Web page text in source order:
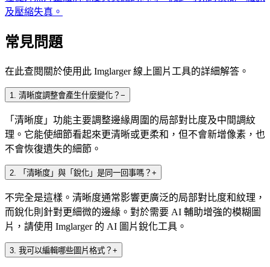
及壓縮失真。
常見問題
在此查閱關於使用此 Imglarger 線上圖片工具的詳細解答。
1 清晰度調整會產生什麼變化？ −
「清晰度」功能主要調整邊緣周圍的局部對比度及中間調紋
理。它能使細節看起來更清晰或更柔和，但不會新增像素，也
不會恢復遺失的細節。
2 「清晰度」與「銳化」是同一回事嗎？ +
不完全是這樣。清晰度通常影響更廣泛的局部對比度和紋理，
而銳化則針對更細微的邊緣。對於需要 AI 輔助增強的模糊圖
片，請使用 Imglarger 的 AI 圖片銳化工具。
3 我可以編輯哪些圖片格式？ +